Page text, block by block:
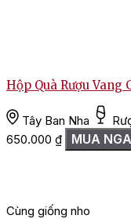
Hộp Quà Rượu
Tây Ban Nha
650.000 ₫ MUA
Cùng giống nho